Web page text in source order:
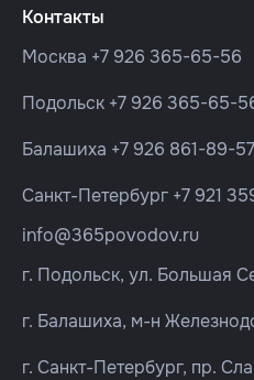
Контакты
Москва +7 926 365-65-56
Подольск +7 926 365-65-
Балашиха +7 926 861-89-57
Санкт-Петербург +7 921
info@365povodov.ru
г. Подольск, ул. Большая
г. Балашиха, м-н
г. Санкт-Петербург, пр.